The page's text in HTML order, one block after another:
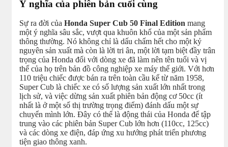
Ý nghĩa của phiên bản cuối cùng
Sự ra đời của Honda Super Cub 50 Final Edition mang
một ý nghĩa sâu sắc, vượt qua khuôn khổ của một sản phẩm
thông thường. Nó không chỉ là dấu chấm hết cho một kỷ
nguyên sản xuất mà còn là lời tri ân, một lời tạm biệt đầy trân
trọng của Honda đối với dòng xe đã làm nên tên tuổi và vị
thế của họ trên bản đồ công nghiệp xe máy thế giới. Với hơn
110 triệu chiếc được bán ra trên toàn cầu kể từ năm 1958,
Super Cub là chiếc xe có số lượng sản xuất lớn nhất trong
lịch sử, và việc dừng sản xuất phiên bản động cơ 50cc (ít
nhất là ở một số thị trường trọng điểm) đánh dấu một sự
chuyển mình lớn. Đây có thể là động thái của Honda để tập
trung vào các phiên bản Super Cub lớn hơn (110cc, 125cc)
và các dòng xe điện, đáp ứng xu hướng phát triển phương
tiện giao thông xanh.